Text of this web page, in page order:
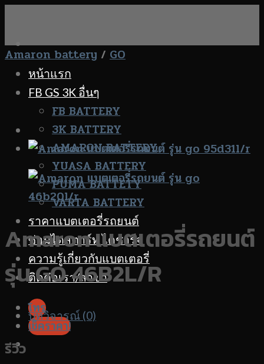
content
หน้าแรก
FB GS 3K อื่นๆ
FB BATTERY
3K BATTERY
AMARON BATTERY
YUASA BATTERY
PUMA BATTETY
VARTA BATTERY
ราคาแบตเตอรี่รถยนต์
ซ่อมไดสตาร์ท ไดชาร์จ
ความรู้เกี่ยวกับแบตเตอรี่
ติดต่อเรา/สาขา
โทร
เช็คราคา!
Amaron battery / GO
Amaron แบตเตอรี่รถยนต์
รุ่น GO 46B2L/R
บทวิจารณ์ (0)
รีวิว